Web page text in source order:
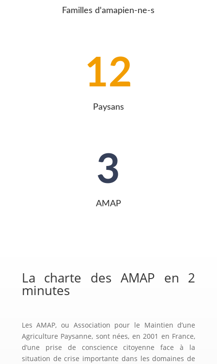
Familles d'amapien-ne-s
12
Paysans
3
AMAP
La charte des AMAP en 2
minutes
Les AMAP, ou Association pour le Maintien d’une
Agriculture Paysanne, sont nées, en 2001 en France,
d’une prise de conscience citoyenne face à la
situation de crise importante dans les domaines de